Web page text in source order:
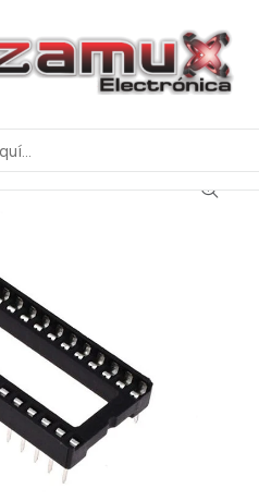
& TECNOLOGIA
Base para Integrados
BASE 28 PINES ANCHA